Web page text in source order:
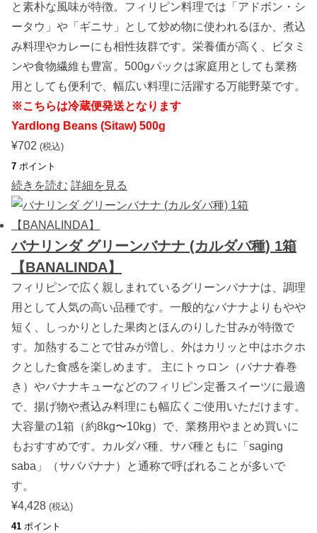
p
c
個
と素朴な風味が特徴。フィリピン料理では「アドボン・シ
ータウ」や「ギニサ」として炒め物に使われるほか、煮込
み料理やカレーにも相性抜群です。栄養価が高く、ビタミ
ンや食物繊維も豊富。500gパックは家庭用としても業務
用としても便利で、幅広い料理に活躍する万能野菜です。
※こちらは冷蔵便発送となります
Yardlong Beans (Sitaw) 500g
¥702 (税込)
7 ポイント
続きを読む 詳細を見る
バナリンダ グリーンバナナ (カルダバ種) 1箱
【BANALINDA】
フィリピンで広く親しまれているグリーンバナナは、調理
用として人気の高い品種です。一般的なバナナよりもやや
短く、しっかりとした果肉とほんのりした甘みが特徴で
す。加熱することで甘みが増し、外はカリッと中はホクホ
クとした食感を楽しめます。 主にトゥロン（バナナ春巻
き）やバナナキューなどのフィリピン定番スイーツに最適
で、揚げ物や煮込み料理にも幅広くご使用いただけます。
大容量の1箱（約8kg〜10kg）で、業務用やまとめ買いに
もおすすめです。カルダバ種、サバ種ともに「saging
saba」（サババナナ）と通称で呼ばれることが多いで
す。
¥4,428 (税込)
41 ポイント